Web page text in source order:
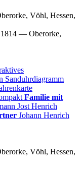
Vöhl, Hessen,
— Oberorke,
Sanduhrdiagramm
Familie mit
Jost Henrich
Johann Henrich
Vöhl, Hessen,